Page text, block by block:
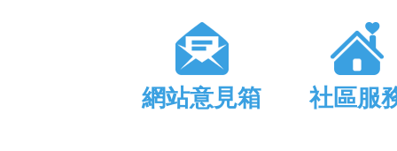
網站意見箱 社區服